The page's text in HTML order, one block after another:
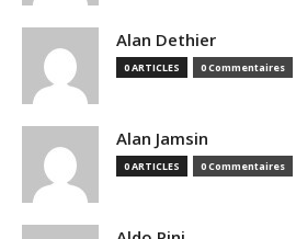
Alan Dethier
0 ARTICLES 0 Commentaires
Alan Jamsin
0 ARTICLES 0 Commentaires